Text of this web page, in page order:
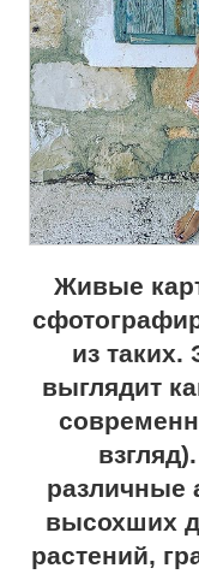
Живые
из таких.
выглядит
различные
высохших
растений,